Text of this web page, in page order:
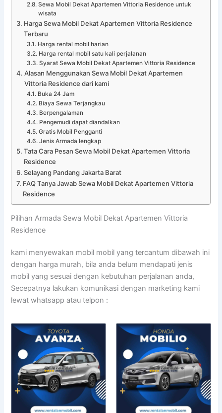
Sewa Mobil Dekat Apartemen Vittoria Residence untuk
wisata
Harga Sewa Mobil Dekat Apartemen Vittoria Residence
Terbaru
Harga rental mobil harian
Harga rental mobil satu kali perjalanan
Syarat Sewa Mobil Dekat Apartemen Vittoria Residence
Alasan Menggunakan Sewa Mobil Dekat Apartemen
Vittoria Residence dari kami
Buka 24 Jam
Biaya Sewa Terjangkau
Berpengalaman
Pengemudi dapat diandalkan
Gratis Mobil Pengganti
Jenis Armada lengkap
Tata Cara Pesan Sewa Mobil Dekat Apartemen Vittoria
Residence
Selayang Pandang Jakarta Barat
FAQ Tanya Jawab Sewa Mobil Dekat Apartemen Vittoria
Residence
Pilihan Armada Sewa Mobil Dekat Apartemen Vittoria
Residence
kami menyewakan mobil mobil yang tercantum dibawah ini
dengan harga murah, bila anda belum mendapati jenis
mobil yang sesuai dengan kebutuhan perjalanan anda,
Secepatnya lakukan komunikasi dengan marketing kami
lewat whatsapp atau telpon :